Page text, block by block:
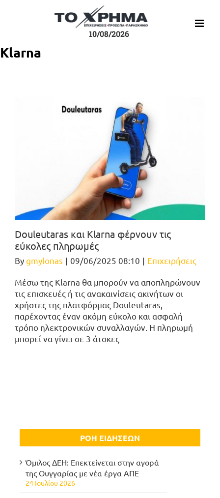
10/08/2026
Klarna
Douleutaras και Klarna φέρνουν τις
εύκολες πληρωμές
Bygmylonas | 09/06/2025 08:10 | Επιχειρήσεις
Μέσω της Klarna θα μπορούν να αποπληρώνουν
τις επισκευές ή τις ανακαινίσεις ακινήτων οι
χρήστες της πλατφόρμας Douleutaras,
παρέχοντας έναν ακόμη εύκολο και ασφαλή
τρόπο ηλεκτρονικών συναλλαγών. Η πληρωμή
μπορεί να γίνει σε 3 άτοκες
ΡΟΗ ΕΙΔΗΣΕΩΝ
Όμιλος ΔΕΗ: Επεκτείνεται στην αγορά
της Ουγγαρίας με νέα έργα ΑΠΕ
24 Ιουλίου 2026